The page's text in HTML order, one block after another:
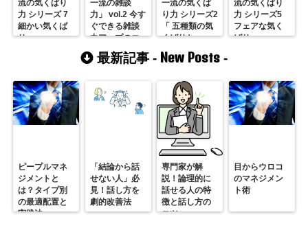
流の気くばり
力 シリーズ 7
細かい気くば
り
一流の雑談
力」 vol.2 今す
ぐできる雑談
力アップのコ
ツ
一流の気くば
り力 シリーズ2
「 五種類の気
くばりと
は？」
流の気くばり
力 シリーズ5
フェアな気く
ばり
最新記事 - New Posts -
ピープルマネ
ジメントと
は？タイプ別
の最適配置と
実践法
「結論から話
せない人」必
見！話し方を
劇的改善法
専門家が解
説！論理的に
話せる人の特
徴と話し方の
コツ
目からウロコ
のマネジメン
ト術